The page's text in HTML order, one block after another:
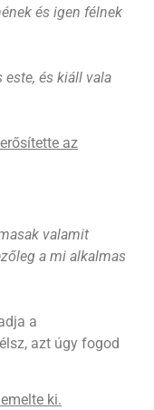
és igen félnek
este, és kiáll vala
az
valamit
a mi alkalmas
a
azt úgy fogod
ki.